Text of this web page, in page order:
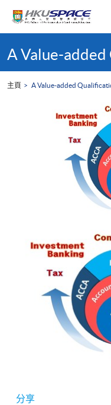
content
startA Value-
主頁 A Value-added
分享